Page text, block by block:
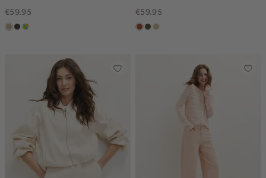
€59.95
zandchocomeerkleurig
€59.95
bruin
donkerkhaki
lichtzand